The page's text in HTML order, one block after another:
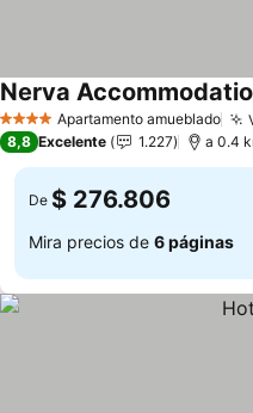
4 EstrellasApartamento amueblado
Nerva
8,8 Excelente 1.227 a 0.4
De $ 276.806
Mira precios de 6 páginas